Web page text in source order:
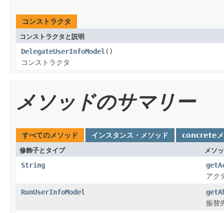
コンストラクタ
コンストラクタと説明
DelegateUserInfoModel ()
コンストラクタ
メソッドのサマリー
すべてのメソッド インスタンス・メソッド concreteメ
修飾子とタイプ メソ
String
アク
RunUserInfoModel
振替